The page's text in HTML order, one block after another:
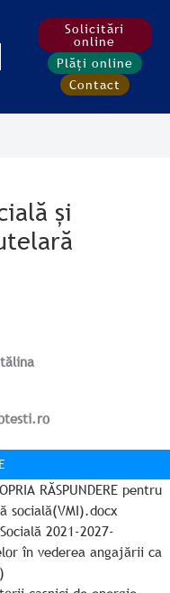
Solicitări
online
Plăți online
Contact
și
RĂSPUNDERE pentru
socială(VMI).docx
2021-2027-
în vederea angajării ca